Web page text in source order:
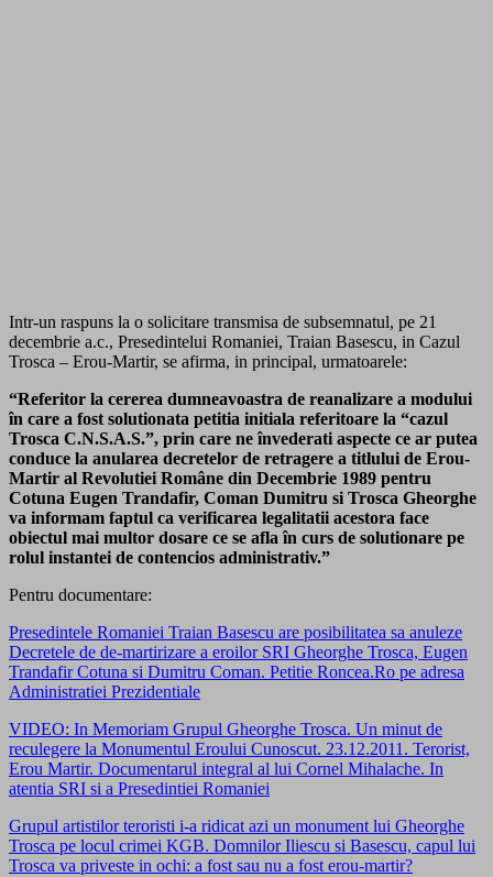
Intr-un raspuns la o solicitare transmisa de subsemnatul, pe 21
decembrie a.c., Presedintelui Romaniei, Traian Basescu, in Cazul
Trosca – Erou-Martir, se afirma, in principal, urmatoarele:
“Referitor la cererea dumneavoastra de reanalizare a modului
în care a fost solutionata petitia initiala referitoare la “cazul
Trosca C.N.S.A.S.”, prin care ne învederati aspecte ce ar putea
conduce la anularea decretelor de retragere a titlului de Erou-
Martir al Revolutiei Române din Decembrie 1989 pentru
Cotuna Eugen Trandafir, Coman Dumitru si Trosca Gheorghe
va informam faptul ca verificarea legalitatii acestora face
obiectul mai multor dosare ce se afla în curs de solutionare pe
rolul instantei de contencios administrativ.”
Pentru documentare:
Presedintele Romaniei Traian Basescu are posibilitatea sa anuleze
Decretele de de-martirizare a eroilor SRI Gheorghe Trosca, Eugen
Trandafir Cotuna si Dumitru Coman. Petitie Roncea.Ro pe adresa
Administratiei Prezidentiale
VIDEO: In Memoriam Grupul Gheorghe Trosca. Un minut de
reculegere la Monumentul Eroului Cunoscut. 23.12.2011. Terorist,
Erou Martir. Documentarul integral al lui Cornel Mihalache. In
atentia SRI si a Presedintiei Romaniei
Grupul artistilor teroristi i-a ridicat azi un monument lui Gheorghe
Trosca pe locul crimei KGB. Domnilor Iliescu si Basescu, capul lui
Trosca va priveste in ochi: a fost sau nu a fost erou-martir?